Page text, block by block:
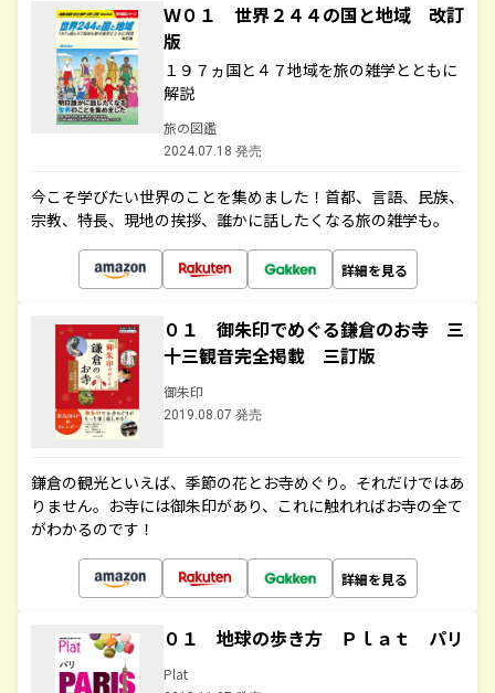
Ｗ０１ 世界２４４の国と地域 改訂
版
１９７ヵ国と４７地域を旅の雑学とともに
解説
旅の図鑑
2024.07.18 発売
今こそ学びたい世界のことを集めました！首都、言語、民族、
宗教、特長、現地の挨拶、誰かに話したくなる旅の雑学も。
詳細を見る
０１ 御朱印でめぐる鎌倉のお寺 三
十三観音完全掲載 三訂版
御朱印
2019.08.07 発売
鎌倉の観光といえば、季節の花とお寺めぐり。それだけではあ
りません。お寺には御朱印があり、これに触れればお寺の全て
がわかるのです！
詳細を見る
０１ 地球の歩き方 Ｐｌａｔ パリ
Plat